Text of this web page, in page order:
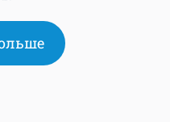
нормы цинка.